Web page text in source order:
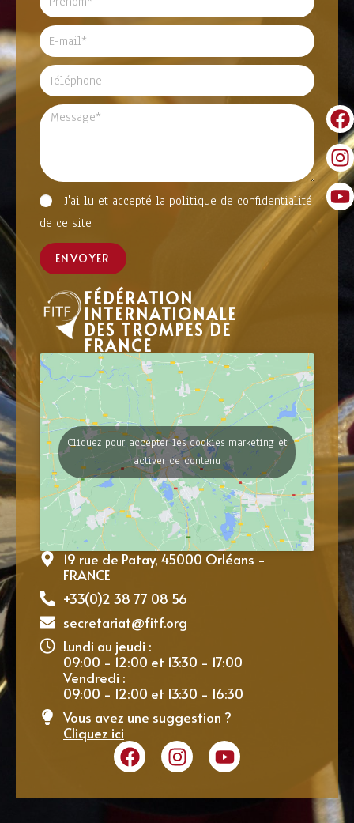
J'ai lu et accepté la politique de confidentialité
de ce site
ENVOYER
FÉDÉRATION
INTERNATIONALE
DES TROMPES DE
FRANCE
Cliquez pour accepter les cookies marketing et
activer ce contenu
19 rue de Patay, 45000 Orléans -
FRANCE
+33(0)2 38 77 08 56
secretariat@fitf.org
Lundi au jeudi :
09:00 - 12:00 et 13:30 - 17:00
Vendredi :
09:00 - 12:00 et 13:30 - 16:30
Vous avez une suggestion ?
Cliquez ici